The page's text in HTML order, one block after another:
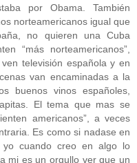
por Obama. También
norteamericanos igual que
no quieren una Cuba
“más norteamericanos”,
televisión española y en
van encaminadas a la
buenos vinos españoles,
El tema que mas se
americanos”, a veces
Es como si nadase en
cuando creo en algo lo
mi es un orgullo ver que un